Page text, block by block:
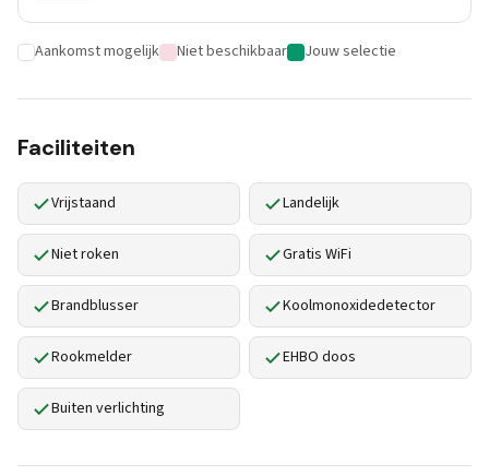
Aankomst mogelijk Niet beschikbaar Jouw selectie
Faciliteiten
Vrijstaand Landelijk
Niet roken Gratis WiFi
Brandblusser Koolmonoxidedetector
Rookmelder EHBO doos
Buiten verlichting